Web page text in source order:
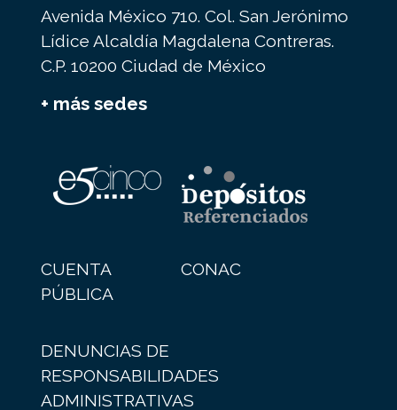
Avenida México 710. Col. San Jerónimo
Lídice Alcaldía Magdalena Contreras.
C.P. 10200 Ciudad de México
+ más sedes
CUENTA
PÚBLICA
CONAC
DENUNCIAS DE
RESPONSABILIDADES
ADMINISTRATIVAS